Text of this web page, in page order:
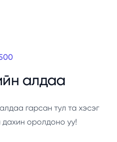
алдаа
гарсан тул та хэсэг
оролдоно уу!